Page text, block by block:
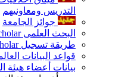
التدريس ومعاونيهم
جوائز الجامعة
البحث العلمى Google scholar
طريقة تسجيل Google Scholar
قواعد البيانات
بيانات أعضاء هيئة